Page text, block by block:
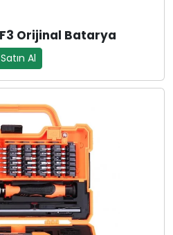
Orijinal Batarya
Satın Al